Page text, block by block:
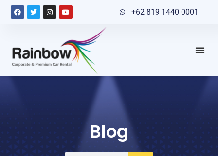
+62 819 1440 0001
Blog